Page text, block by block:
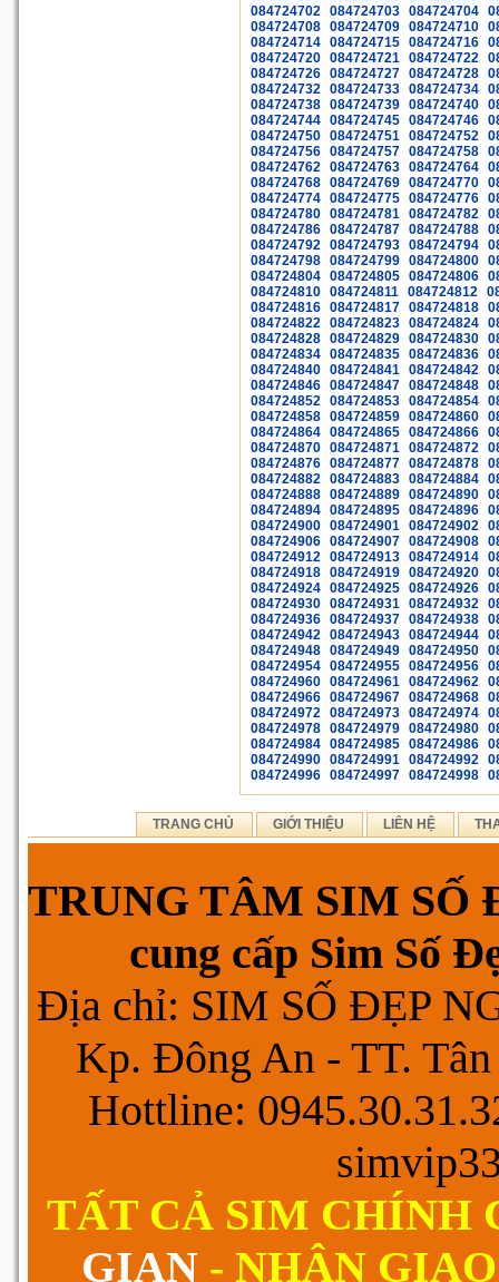
084724702 084724703 084724704
084724708 084724709 084724710
084724714 084724715 084724716
084724720 084724721 084724722
084724726 084724727 084724728
084724732 084724733 084724734
084724738 084724739 084724740
084724744 084724745 084724746
084724750 084724751 084724752
084724756 084724757 084724758
084724762 084724763 084724764
084724768 084724769 084724770
084724774 084724775 084724776
084724780 084724781 084724782
084724786 084724787 084724788
084724792 084724793 084724794
084724798 084724799 084724800
084724804 084724805 084724806
084724810 084724811 084724812
084724816 084724817 084724818
084724822 084724823 084724824
084724828 084724829 084724830
084724834 084724835 084724836
084724840 084724841 084724842
084724846 084724847 084724848
084724852 084724853 084724854
084724858 084724859 084724860
084724864 084724865 084724866
084724870 084724871 084724872
084724876 084724877 084724878
084724882 084724883 084724884
084724888 084724889 084724890
084724894 084724895 084724896
084724900 084724901 084724902
084724906 084724907 084724908
084724912 084724913 084724914
084724918 084724919 084724920
084724924 084724925 084724926
084724930 084724931 084724932
084724936 084724937 084724938
084724942 084724943 084724944
084724948 084724949 084724950
084724954 084724955 084724956
084724960 084724961 084724962
084724966 084724967 084724968
084724972 084724973 084724974
084724978 084724979 084724980
084724984 084724985 084724986
084724990 084724991 084724992
084724996 084724997 084724998
TRANG CHỦ GIỚI THIỆU LIÊN HỆ
TRUNG TÂM SIM SỐ
cung cấp Sim Số
Địa chỉ: SIM SỐ ĐẸP
Kp. Đông An - TT.
Hottline:
TẤT CẢ SIM CHÍNH
GIAN - NHẬN